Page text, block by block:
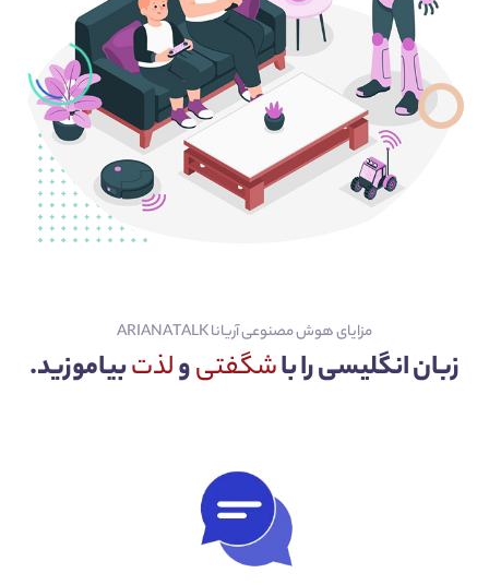
مزایای هوش مصنوعی آریانا ARIANATALK
زبان انگلیسی را باشگفتیولذتبیاموزید.